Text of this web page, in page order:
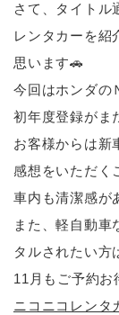
さて、タイトル
レンタカーを紹
思います🚗
今回はホンダの
初年度登録がま
お客様からは新
感想をいただく
車内も清潔感が
また、軽自動車
タルされたい方
11月もご予約お
ニコニコレンタ